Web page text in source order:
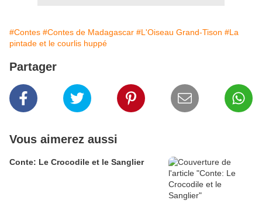
#Contes #Contes de Madagascar #L'Oiseau Grand-Tison #La
pintade et le courlis huppé
Partager
Vous aimerez aussi
Conte: Le Crocodile et le Sanglier